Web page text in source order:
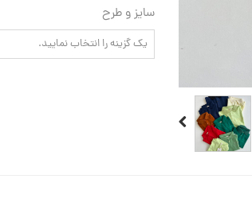
سایز و طرح
یک گزینه را انتخاب نمایید.